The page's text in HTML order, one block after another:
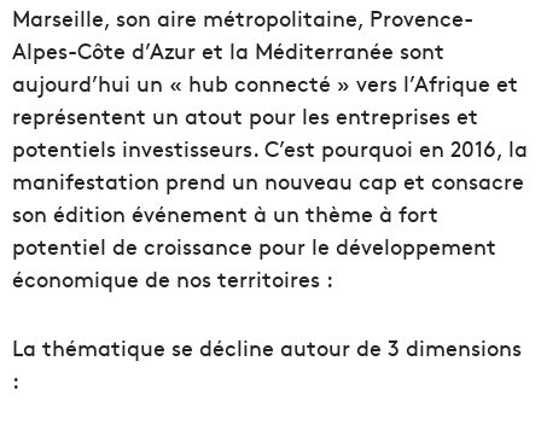
Marseille, son aire métropolitaine, Provence-
Alpes-Côte d’Azur et la Méditerranée sont
aujourd’hui un « hub connecté » vers l’Afrique et
représentent un atout pour les entreprises et
potentiels investisseurs. C’est pourquoi en 2016, la
manifestation prend un nouveau cap et consacre
son édition événement à un thème à fort
potentiel de croissance pour le développement
économique de nos territoires :
La thématique se décline autour de 3 dimensions
: